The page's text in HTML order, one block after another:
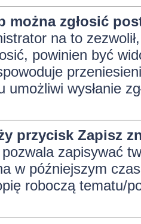
można zgłosić
na to
powinien być
umożliwi wysłanie
przycisk Zapisz
zapisywać
w późniejszym
roboczą tematu/